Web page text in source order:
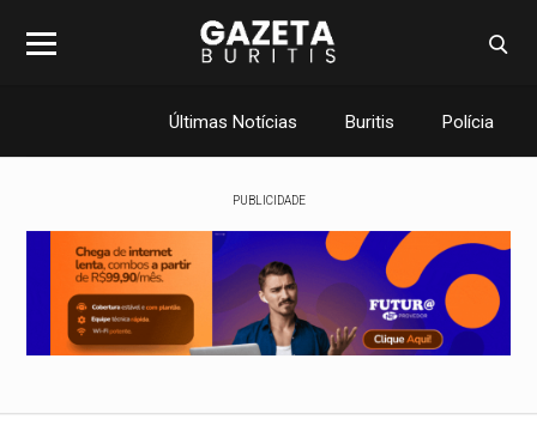
Últimas Notícias Buritis Polícia
PUBLICIDADE